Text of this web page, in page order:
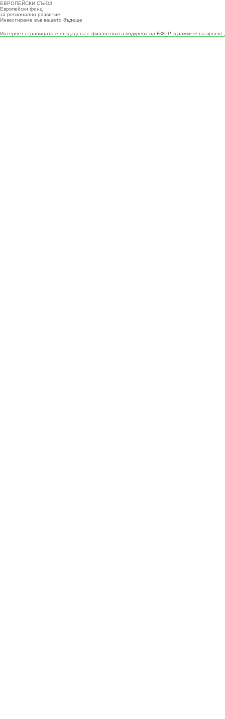
ЕВРОПЕЙСКИ СЪЮЗ
Европейски фонд
за регионално развитие
Инвестираме във вашето бъдеще
Интернет страницата е създадена с финансовата подкрепа на ЕФРР, в рамките на